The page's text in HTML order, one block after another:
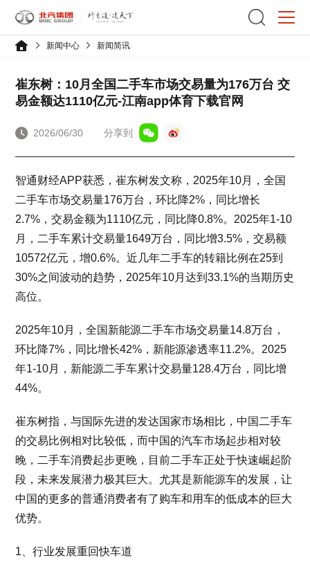
新闻中心 新闻简讯
崔东树：10月全国二手车市场交易量为176万台 交
易金额达1110亿元-江南app体育下载官网
2026/06/30 分享到
智通财经APP获悉，崔东树发文称，2025年10月，全国
二手车市场交易量176万台，环比降2%，同比增长
2.7%，交易金额为1110亿元，同比降0.8%。2025年1-10
月，二手车累计交易量1649万台，同比增3.5%，交易额
10572亿元，增0.6%。近几年二手车的转籍比例在25到
30%之间波动的趋势，2025年10月达到33.1%的当期历史
高位。
2025年10月，全国新能源二手车市场交易量14.8万台，
环比降7%，同比增长42%，新能源渗透率11.2%。2025
年1-10月，新能源二手车累计交易量128.4万台，同比增
44%。
崔东树指，与国际先进的发达国家市场相比，中国二手车
的交易比例相对比较低，而中国的汽车市场起步相对较
晚，二手车消费起步更晚，目前二手车正处于快速崛起阶
段，未来发展潜力极其巨大。尤其是新能源车的发展，让
中国的更多的普通消费者有了购车和用车的低成本的巨大
优势。
1、行业发展重回快车道